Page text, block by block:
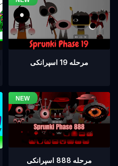
مرحله 19 اسپرانکی
مرحله 888 اسپرانکی